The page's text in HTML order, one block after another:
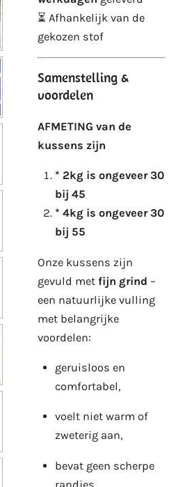
⏳ Afhankelijk van de
gekozen stof
Samenstelling &
voordelen
AFMETING van de
kussens zijn
* 2kg is ongeveer 30
bij 45
* 4kg is ongeveer 30
bij 55
Onze kussens zijn
gevuld met fijn grind –
een natuurlijke vulling
met belangrijke
voordelen:
geruisloos en
comfortabel,
voelt niet warm of
zweterig aan,
bevat geen scherpe